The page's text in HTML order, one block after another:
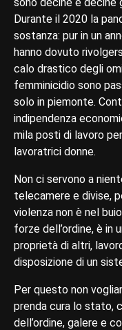
Durante il 2020 la
sostanza: pur in un
hanno dovuto
calo drastico degli
femminicidio sono
solo in piemonte.
indipendenza
mila posti di lavoro
lavoratrici donne.
Non ci servono a
telecamere e divise,
violenza non è nel
forze dell’ordine, è in
proprietà di altri,
disposizione di un
Per questo non
prenda cura lo stato,
dell’ordine, galere e